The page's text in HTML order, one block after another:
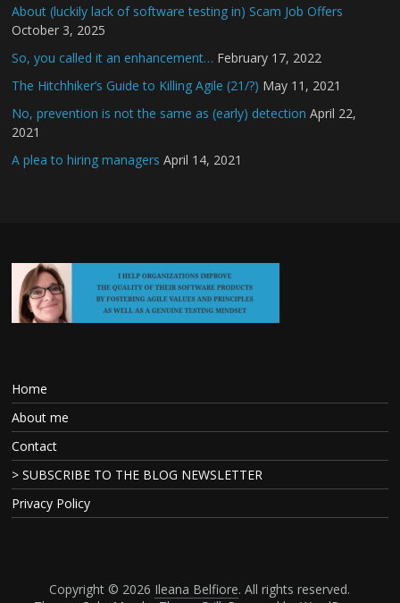
About (luckily lack of software testing in) Scam Job Offers
October 3, 2025
So, you called it an enhancement… February 17, 2022
The Hitchhiker’s Guide to Killing Agile (21/?) May 11, 2021
No, prevention is not the same as (early) detection April 22,
2021
A plea to hiring managers April 14, 2021
Home
About me
Contact
> SUBSCRIBE TO THE BLOG NEWSLETTER
Privacy Policy
Copyright © 2026 Ileana Belfiore. All rights reserved.